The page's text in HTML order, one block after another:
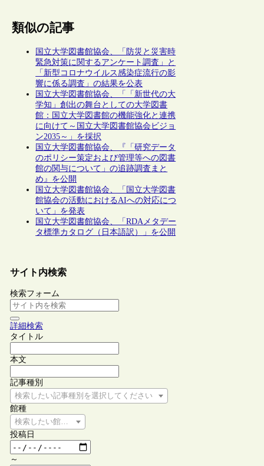
類似の記事
国立大学図書館協会、「防災と災害時
緊急対策に関するアンケート調査」と
「新型コロナウイルス感染症流行の影
響に係る調査」の結果を公表
国立大学図書館協会、「「新世代の大
学知」創出の舞台としての大学図書
館：国立大学図書館の機能強化と連携
に向けて～国立大学図書館協会ビジョ
ン2035～」を採択
国立大学図書館協会、『「研究データ
のポリシー策定および管理等への図書
館の関与について」の追跡調査まと
め』を公開
国立大学図書館協会、「国立大学図書
館協会の活動におけるAIへの対応につ
いて」を発表
国立大学図書館協会、「RDAメタデー
タ標準カタログ（日本語訳）」を公開
サイト内検索
検索フォーム
詳細検索
タイトル
本文
記事種別
検索したい記事種別を選択してください
館種
検索したい館種を選択してください
投稿日
～